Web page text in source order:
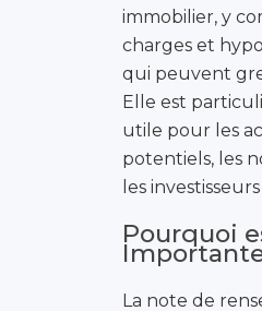
immobilier, y
charges et
qui peuvent
Elle est
utile pour les
potentiels, les
les
Pourquoi
La note de